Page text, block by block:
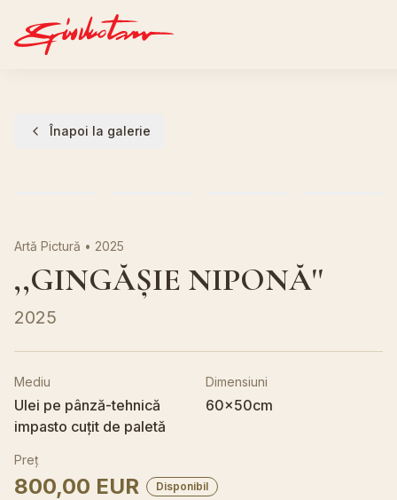
Înapoi la galerie
Artă Pictură • 2025
,,GINGĂȘIE NIPONĂ''
2025
Mediu
Ulei pe pânză-tehnică
impasto cuțit de paletă
Dimensiuni
60x50cm
Preț
800,00 EUR Disponibil